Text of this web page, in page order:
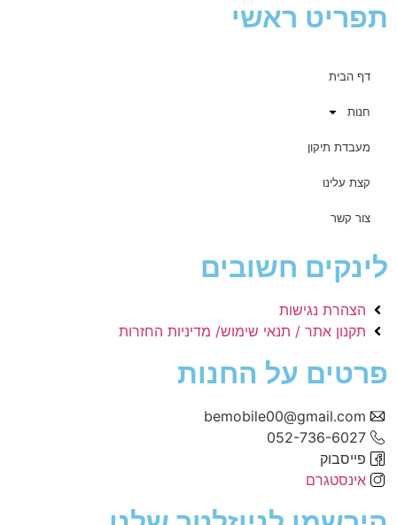
תפריט ראשי
דף הבית
חנות
מעבדת תיקון
קצת עלינו
צור קשר
לינקים חשובים
הצהרת נגישות
תקנון אתר / תנאי שימוש/ מדיניות החזרות
פרטים על החנות
bemobile00@gmail.com
052-736-6027
פייסבוק
אינסטגרם